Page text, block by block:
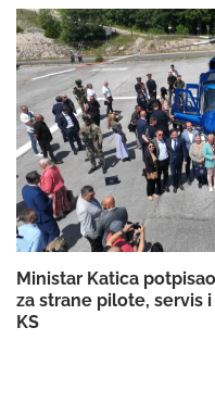
Ministar Katica
za strane pilote, servis
KS